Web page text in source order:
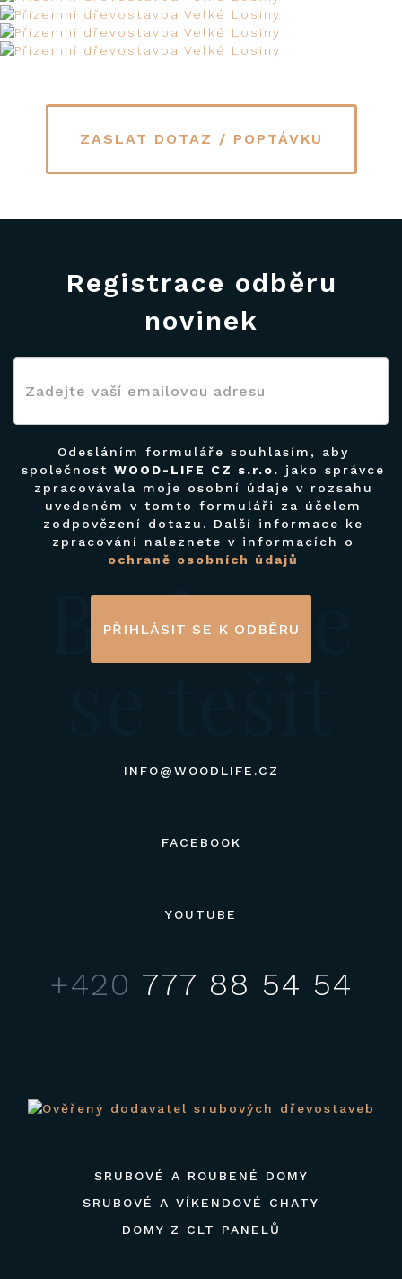
ZASLAT DOTAZ / POPTÁVKU
Budeme
Registrace odběru
novinek
Odesláním formuláře souhlasím, aby
společnost WOOD-LIFE CZ s.r.o.
jako správce
zpracovávala moje osobní údaje v rozsahu
uvedeném v tomto formuláři za účelem
zodpovězení dotazu. Další informace ke
zpracování naleznete v informacích o
ochraně osobních údajů
PŘIHLÁSIT SE K ODBĚRU
INFO@WOODLIFE.CZ
FACEBOOK
YOUTUBE
+420 777 88 54 54
SRUBOVÉ A ROUBENÉ DOMY
SRUBOVÉ A VÍKENDOVÉ CHATY
DOMY Z CLT PANELŮ